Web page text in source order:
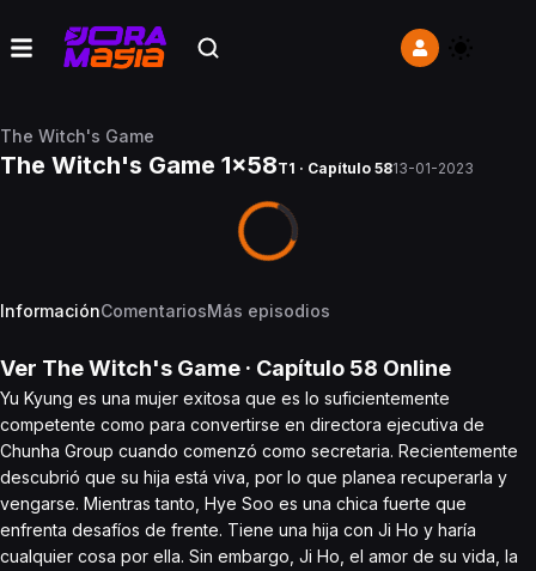
The Witch's Game
The Witch's Game 1x58T1 · Capítulo 5813-01-2023
InformaciónComentariosMás episodios
Ver The Witch's Game · Capítulo 58 Online
Yu Kyung es una mujer exitosa que es lo suficientemente
competente como para convertirse en directora ejecutiva de
Chunha Group cuando comenzó como secretaria. Recientemente
descubrió que su hija está viva, por lo que planea recuperarla y
vengarse. Mientras tanto, Hye Soo es una chica fuerte que
enfrenta desafíos de frente. Tiene una hija con Ji Ho y haría
cualquier cosa por ella. Sin embargo, Ji Ho, el amor de su vida, la